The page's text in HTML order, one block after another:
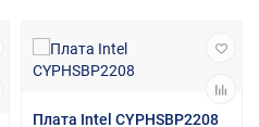
Плата Intel CYPHSBP2208